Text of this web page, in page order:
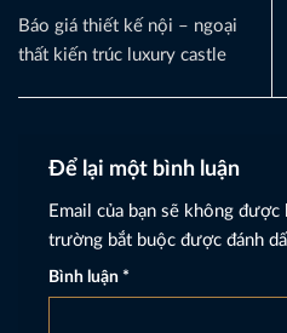
Báo giá thiết kế nội – ngoại
thất kiến trúc luxury castle
Để lại một bình luận
Email của bạn sẽ không
trường bắt buộc được đánh
Bình luận *